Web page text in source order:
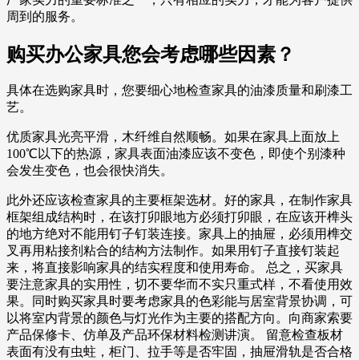
周到的服务。
购买办公家具您会考虑哪些因素？
具体在选购家具时，您要细心地检查家具的油漆质量和刷漆工
艺。
优质家具光亮平滑，木纤维自然顺畅。如果在家具上面放上
100℃以下的热源，家具表面油漆应该不变色，即使个别漆种
会发生变色，也会很快消失。
此外还应该检查家具的主要框架选材。好的家具，在制作家具
框架组成结构时，在该打卯眼地方必须打卯眼，在应该开榫头
的地方绝对不能用钉子钉装连接。家具上的抽屉，必须用榫交
叉再用粘接剂粘合的结构方法制作。如果用钉子直接钉装起
来，将直接影响家具的结实程度和使用寿命。 总之，买家具
要注意家具的实用性，切不要华而不实只重式样，不看使用效
果。同时购买家具时要考虑家具的色彩能与居室背景协调，可
以将室内背景的颜色与灯光作为主要的搭配方向。向商家索要
产品保修卡、仿单及产品环保材料检测讲演。 留意检查板材
表面有没有虫蛀，柜门、拉手等是否牢固，抽屉滑轨是否合格